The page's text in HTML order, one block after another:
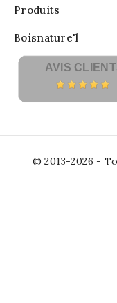
Produits
Boisnature'l
AVIS
© 2013-2026 -